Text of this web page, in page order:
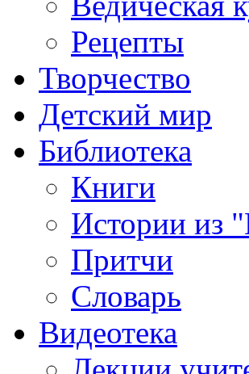
Рецепты
Творчество
Детский мир
Библиотека
Книги
Истории из
Притчи
Словарь
Видеотека